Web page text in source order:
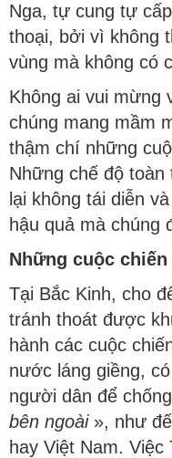
Nga, tự cung tự
thoại, bởi vì không
vùng mà không có
Không ai vui mừng
chúng mang mầm
thậm chí những
Những chế độ
lại không tái diễn
hậu quả mà chúng
Những cuộc
Tại Bắc Kinh, cho
tránh thoát được
hành các cuộc
nước láng giềng,
người dân để
bên ngoài », như
hay Việt Nam.